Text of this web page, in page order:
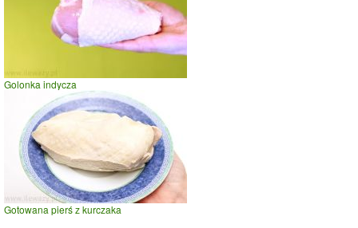
Golonka indycza
Gotowana pierś z kurczaka